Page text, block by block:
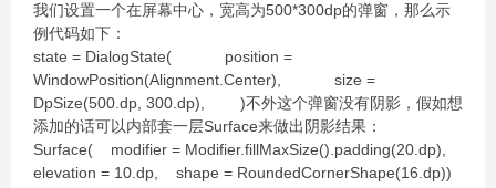
我们设置一个在屏幕中心，宽高为500*300dp的弹窗，那么示
例代码如下：
state = DialogState( position =
WindowPosition(Alignment.Center), size =
DpSize(500.dp, 300.dp), )不外这个弹窗没有阴影，假如想
添加的话可以内部套一层Surface来做出阴影结果：
Surface( modifier = Modifier.fillMaxSize().padding(20.dp),
elevation = 10.dp, shape = RoundedCornerShape(16.dp))